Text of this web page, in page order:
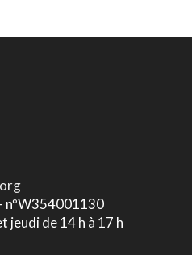
nºW354001130
jeudi de 14 h à 17 h